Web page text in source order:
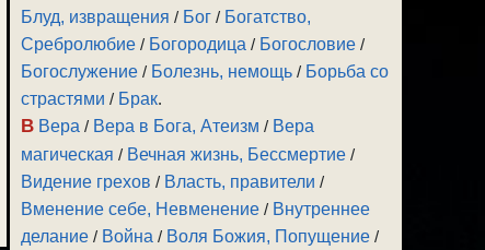
Блуд, извращения / Бог / Богатство,
Сребролюбие / Богородица / Богословие /
Богослужение / Болезнь, немощь / Борьба со
страстями / Брак.
В Вера / Вера в Бога, Атеизм / Вера
магическая / Вечная жизнь, Бессмертие /
Видение грехов / Власть, правители /
Вменение себе, Невменение / Внутреннее
делание / Война / Воля Божия, Попущение /